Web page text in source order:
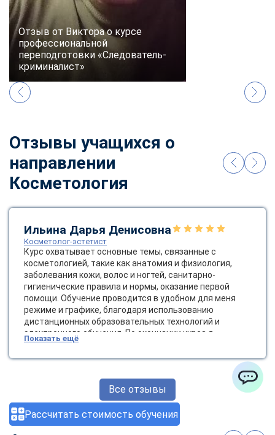
Рассчитать стоимость обучения
Отзыв от Виктора о курсе
профессиональной
переподготовки «Следователь-
криминалист»
Отзывы учащихся о
направлении
Косметология
Ильина Дарья Денисовна
Косметолог-эстетист
Курс охватывает основные темы, связанные с
косметологией, такие как анатомия и физиология,
заболевания кожи, волос и ногтей, санитарно-
гигиенические правила и нормы, оказание первой
помощи. Обучение проводится в удобном для меня
режиме и графике, благодаря использованию
дистанционных образовательных технологий и
электронного обучения. По окончании курса я
получила диплом государственного образца, который
позволяет мне работать косметологом-эстетистом.
Это открывает новые возможности для карьерного
роста и развития в сфере красоты и здоровья.
Показать ещё
Все отзывы
Vkontakte
Max
ChatApp